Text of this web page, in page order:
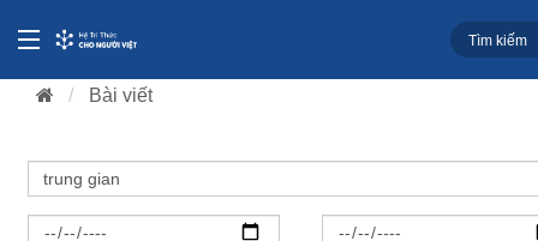
Bài viết